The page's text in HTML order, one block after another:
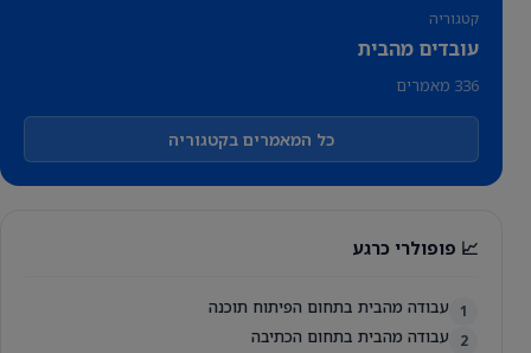
קטגוריה
עובדים מהבית
336 מאמרים
כל המאמרים בקטגוריה
📈 פופולרי כרגע
1 עבודה מהבית בתחום הפיתוח תוכנה
2 עבודה מהבית בתחום הכתיבה